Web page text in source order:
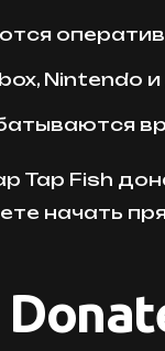
Nintendo и
Fish
начать